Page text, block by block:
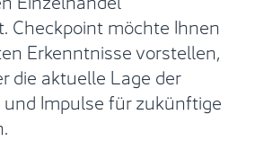
Checkpoint möchte Ihnen
Erkenntnisse vorstellen,
die aktuelle Lage der
Impulse für zukünftige